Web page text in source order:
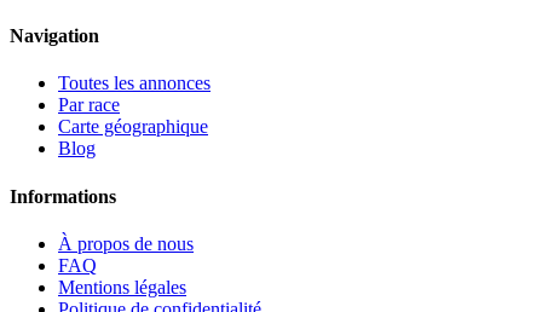
Navigation
Toutes les annonces
Par race
Carte géographique
Blog
Informations
À propos de nous
FAQ
Mentions légales